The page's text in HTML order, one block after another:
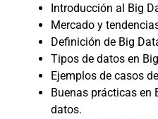
Introducción al Big
Mercado y
Definición de Big
Tipos de datos en
Ejemplos de casos
Buenas prácticas en
datos.